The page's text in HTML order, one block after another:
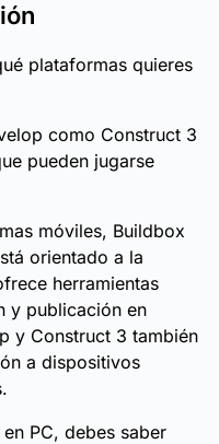
plataformas quieres
como Construct 3
pueden jugarse
móviles, Buildbox
orientado a la
herramientas
y publicación en
y Construct 3 también
a dispositivos
PC, debes saber